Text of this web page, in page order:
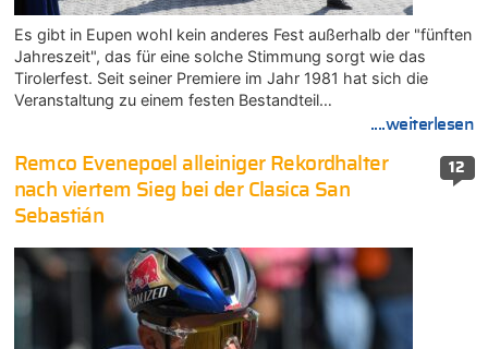
Es gibt in Eupen wohl kein anderes Fest außerhalb der "fünften
Jahreszeit", das für eine solche Stimmung sorgt wie das
Tirolerfest. Seit seiner Premiere im Jahr 1981 hat sich die
Veranstaltung zu einem festen Bestandteil…
....weiterlesen
12
Remco Evenepoel alleiniger Rekordhalter
nach viertem Sieg bei der Clasica San
Sebastián